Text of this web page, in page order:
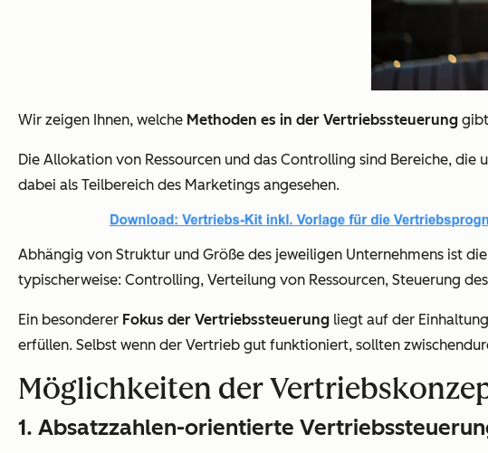
Wir zeigen Ihnen, welche Methoden es in der Vertriebssteuerung
Die Allokation von Ressourcen und das Controlling sind Bereiche,
dabei als Teilbereich des Marketings angesehen.
Abhängig von Struktur und Größe des jeweiligen Unternehmens ist
typischerweise: Controlling, Verteilung von Ressourcen, Steuerung
Ein besonderer Fokus der Vertriebssteuerung liegt auf der
erfüllen. Selbst wenn der Vertrieb gut funktioniert, sollten
Möglichkeiten der
1. Absatzzahlen-orientierte